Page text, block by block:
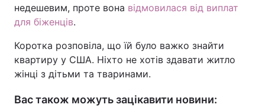
недешевим, проте вона відмовилася від виплат
для біженців.
Коротка розповіла, що їй було важко знайти
квартиру у США. Ніхто не хотів здавати житло
жінці з дітьми та тваринами.
Вас також можуть зацікавити новини: